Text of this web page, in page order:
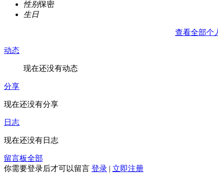
性别保密
生日
查看全部个
动态
现在还没有动态
分享
现在还没有分享
日志
现在还没有日志
留言板全部
你需要登录后才可以留言 登录 | 立即注册